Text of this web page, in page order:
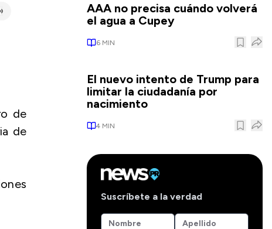
de
de
AAA no precisa cuándo volverá
el agua a Cupey
6 MIN
El nuevo intento de Trump para
limitar la ciudadanía por
nacimiento
4 MIN
Suscríbete a la verdad